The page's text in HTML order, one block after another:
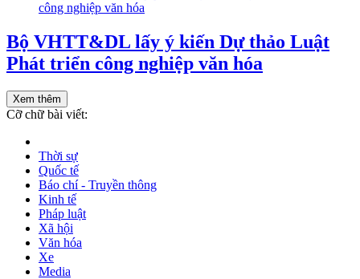
Bộ VHTT&DL lấy ý kiến Dự thảo Luật
Phát triển công nghiệp văn hóa
Xem thêm
Cỡ chữ bài viết:
Thời sự
Quốc tế
Báo chí - Truyền thông
Kinh tế
Pháp luật
Xã hội
Văn hóa
Xe
Media